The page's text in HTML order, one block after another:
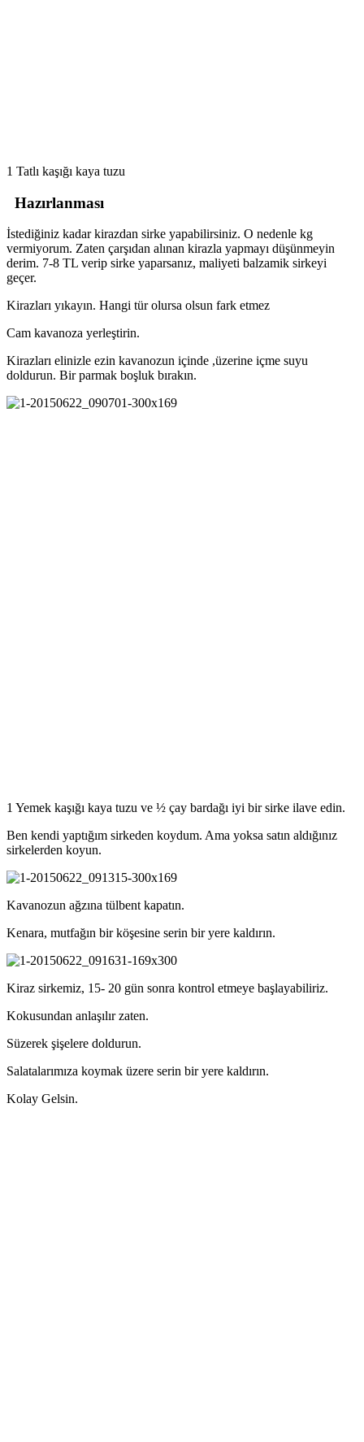
1 Tatlı kaşığı kaya tuzu
Hazırlanması
İstediğiniz kadar kirazdan sirke yapabilirsiniz. O nedenle kg
vermiyorum. Zaten çarşıdan alınan kirazla yapmayı düşünmeyin
derim. 7-8 TL verip sirke yaparsanız, maliyeti balzamik sirkeyi
geçer.
Kirazları yıkayın. Hangi tür olursa olsun fark etmez
Cam kavanoza yerleştirin.
Kirazları elinizle ezin kavanozun içinde ,üzerine içme suyu
doldurun. Bir parmak boşluk bırakın.
1 Yemek kaşığı kaya tuzu ve ½ çay bardağı iyi bir sirke ilave edin.
Ben kendi yaptığım sirkeden koydum. Ama yoksa satın aldığınız
sirkelerden koyun.
Kavanozun ağzına tülbent kapatın.
Kenara, mutfağın bir köşesine serin bir yere kaldırın.
Kiraz sirkemiz, 15- 20 gün sonra kontrol etmeye başlayabiliriz.
Kokusundan anlaşılır zaten.
Süzerek şişelere doldurun.
Salatalarımıza koymak üzere serin bir yere kaldırın.
Kolay Gelsin.